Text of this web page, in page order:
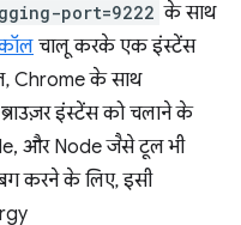
port=9222 के साथ
चालू करके एक इंस्टेंस
Chrome के साथ
इंस्टेंस को चलाने के
और Node जैसे टूल भी
करने के लिए, इसी